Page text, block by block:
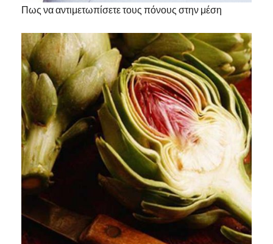
Πως να αντιμετωπίσετε τους πόνους στην μέση